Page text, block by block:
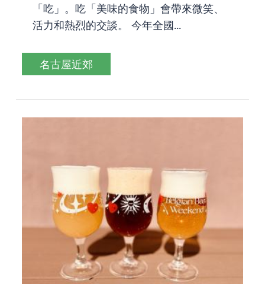
「吃」。吃「美味的食物」會帶來微笑、
活力和熱烈的交談。 今年全國...
名古屋近郊